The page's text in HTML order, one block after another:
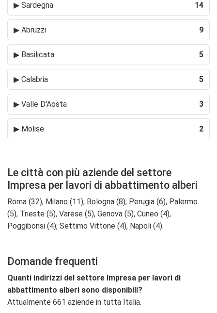
▶ Sardegna 14
▶ Abruzzi 9
▶ Basilicata 5
▶ Calabria 5
▶ Valle D'Aosta 3
▶ Molise 2
Le città con più aziende del settore
Impresa per lavori di abbattimento alberi
Roma (32), Milano (11), Bologna (8), Perugia (6), Palermo
(5), Trieste (5), Varese (5), Genova (5), Cuneo (4),
Poggibonsi (4), Settimo Vittone (4), Napoli (4).
Domande frequenti
Quanti indirizzi del settore Impresa per lavori di
abbattimento alberi sono disponibili?
Attualmente 661 aziende in tutta Italia.